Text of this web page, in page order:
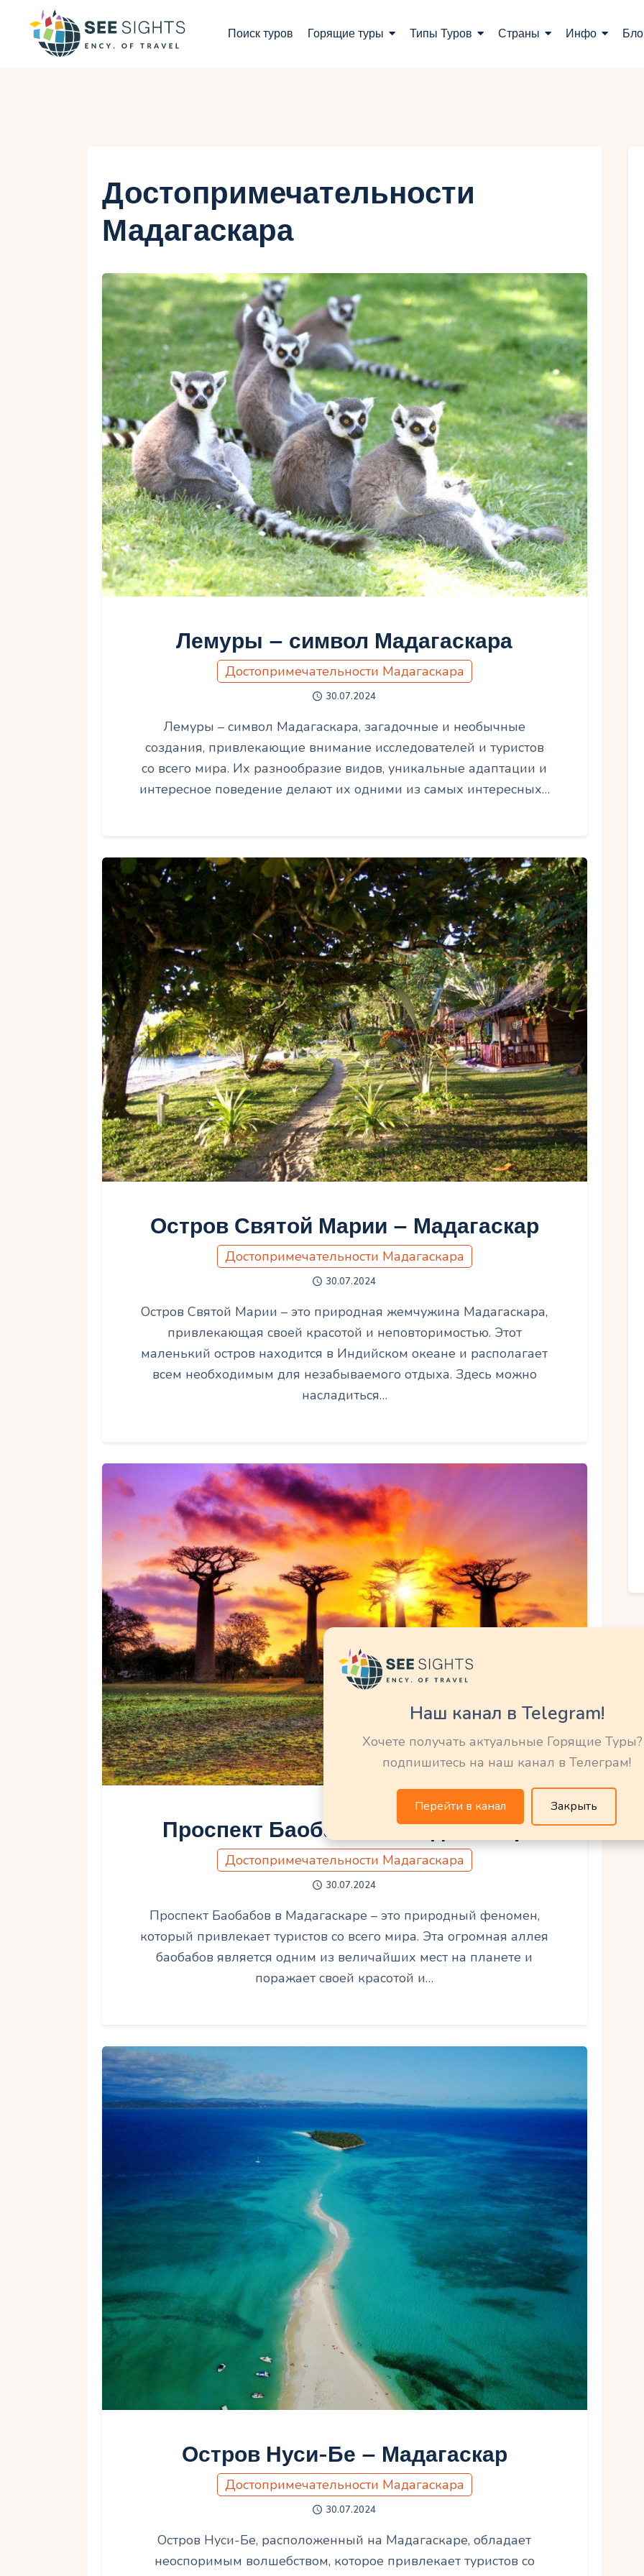
Поиск туров Горящие туры Типы Туров Страны Инфо
Блог
Укр
Ру
Достопримечательности
Мадагаскара
Лемуры – символ Мадагаскара
Достопримечательности Мадагаскара
30.07.2024
Лемуры – символ Мадагаскара, загадочные и необычные
создания, привлекающие внимание исследователей и туристов
со всего мира. Их разнообразие видов, уникальные адаптации и
интересное поведение делают их одними из самых интересных…
Остров Святой Марии – Мадагаскар
Достопримечательности Мадагаскара
30.07.2024
Остров Святой Марии – это природная жемчужина Мадагаскара,
привлекающая своей красотой и неповторимостью. Этот
маленький остров находится в Индийском океане и располагает
всем необходимым для незабываемого отдыха. Здесь можно
насладиться…
Проспект Баобабов – Мадагаскар
Достопримечательности Мадагаскара
30.07.2024
Проспект Баобабов в Мадагаскаре – это природный феномен,
который привлекает туристов со всего мира. Эта огромная аллея
баобабов является одним из величайших мест на планете и
поражает своей красотой и…
Остров Нуси-Бе – Мадагаскар
Достопримечательности Мадагаскара
30.07.2024
Остров Нуси-Бе, расположенный на Мадагаскаре, обладает
неоспоримым волшебством, которое привлекает туристов со
Наш канал в Telegram!
Хочете получать актуальные Горящие
подпишитесь на наш канал в Телеграм!
Перейти в канал Закрыть